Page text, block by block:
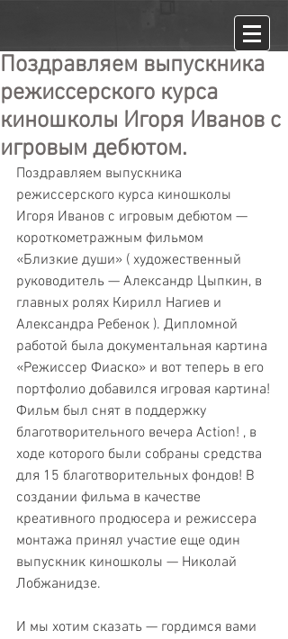
Поздравляем выпускника
режиссерского курса
киношколы Игоря Иванов с
игровым дебютом.
Поздравляем выпускника
режиссерского курса киношколы
Игоря Иванов с игровым дебютом —
короткометражным фильмом
«Близкие души» ( художественный
руководитель — Александр Цыпкин, в
главных ролях Кирилл Нагиев и
Александра Ребенок ). Дипломной
работой была документальная картина
«Режиссер Фиаско» и вот теперь в его
портфолио добавился игровая картина!
Фильм был снят в поддержку
благотворительного вечера Action! , в
ходе которого были собраны средства
для 15 благотворительных фондов! В
создании фильма в качестве
креативного продюсера и режиссера
монтажа принял участие еще один
выпускник киношколы — Николай
Лобжанидзе.
И мы хотим сказать — гордимся вами